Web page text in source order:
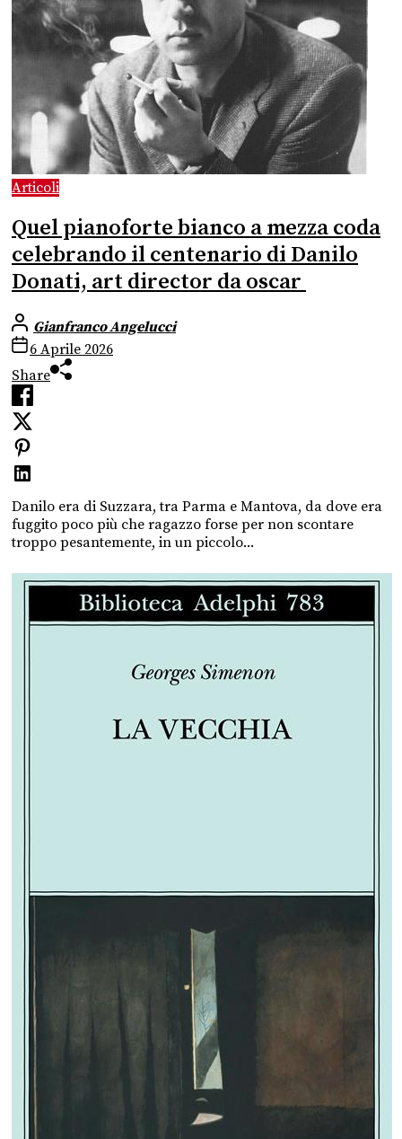
Articoli
Quel pianoforte bianco a mezza coda
celebrando il centenario di Danilo
Donati, art director da oscar
Gianfranco Angelucci
6 Aprile 2026
Share
Danilo era di Suzzara, tra Parma e Mantova, da dove era
fuggito poco più che ragazzo forse per non scontare
troppo pesantemente, in un piccolo...